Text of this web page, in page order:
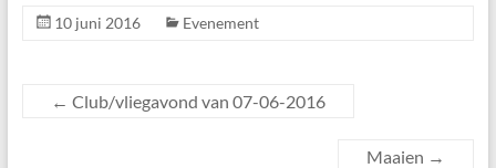
10 juni 2016 Evenement
← Club/vliegavond van 07-06-2016
Maaien →